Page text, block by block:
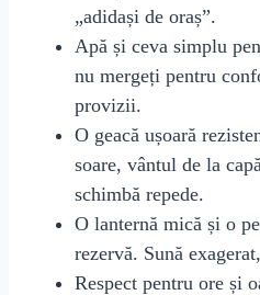
„adidași de oraș”.
Apă și ceva simplu
nu mergeți pentru
provizii.
O geacă ușoară
soare, vântul de la
schimbă repede.
O lanternă mică și o
rezervă. Sună
Respect pentru ore și